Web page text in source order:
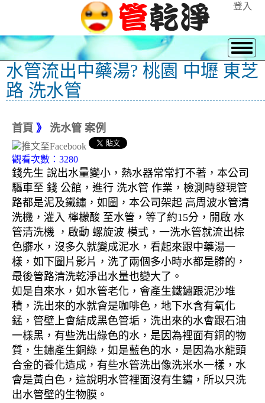
登入
水管流出中藥湯? 桃園 中壢 東芝
路 洗水管
首頁 》 洗水管 案例
觀看次數：3280
錢先生 說出水量變小，熱水器常常打不著，本公司
驅車至 錢 公館，進行 洗水管 作業，檢測時發現管
路都是泥及鐵鏽，如圖，本公司架起 高周波水管清
洗機，灌入 檸檬酸 至水管，等了約15分，開啟 水
管清洗機 ，啟動 螺旋波 模式，一洗水管就流出棕
色髒水，沒多久就變成泥水，看起來跟中藥湯一
樣，如下圖片影片，洗了兩個多小時水都是髒的，
最後管路清洗乾淨出水量也變大了。
如是自來水，如水管老化，會產生鐵鏽跟泥沙堆
積，洗出來的水就會是咖啡色，地下水含有氧化
錳，管壁上會結成黑色管垢，洗出來的水會跟石油
一樣黑，有些洗出綠色的水，是因為裡面有銅的物
質，生鏽產生銅綠，如是藍色的水，是因為水龍頭
合金的養化造成，有些水管洗出像洗米水一樣，水
會是黃白色，這說明水管裡面沒有生鏽，所以只洗
出水管壁的生物膜。